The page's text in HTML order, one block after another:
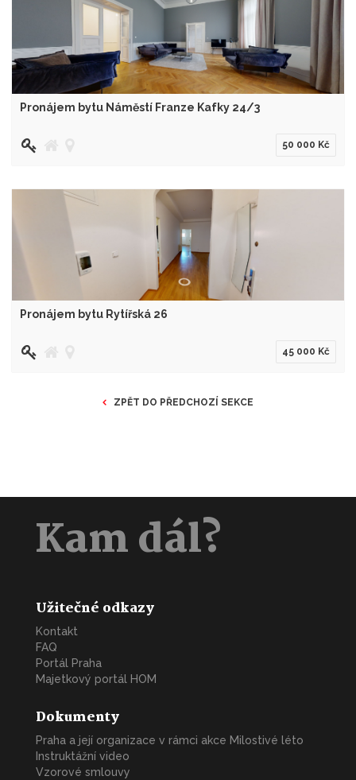
Pronájem bytu Náměstí Franze Kafky 24/3
50 000 Kč
Pronájem bytu Rytířská 26
45 000 Kč
ZPĚT DO PŘEDCHOZÍ SEKCE
Kam dál?
Užitečné odkazy
Kontakt
FAQ
Portál Praha
Majetkový portál HOM
Dokumenty
Praha a její organizace v rámci akce Milostivé léto
Instruktážní video
Vzorové smlouvy